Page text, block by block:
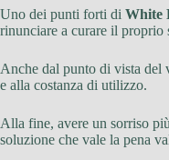
Uno dei punti forti di White
rinunciare a curare il proprio
Anche dal punto di vista del
e alla costanza di utilizzo.
Alla fine, avere un sorriso
soluzione che vale la pena